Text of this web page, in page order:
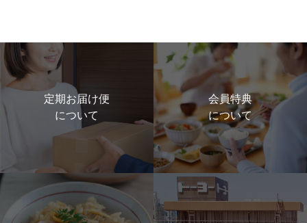
定期お届け便
について
会員特典
について